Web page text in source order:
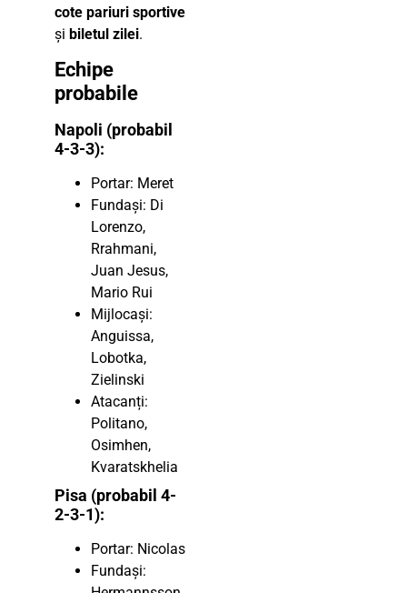
cote pariuri sportive
și biletul zilei.
Echipe
probabile
Napoli (probabil
4-3-3):
Portar: Meret
Fundași: Di
Lorenzo,
Rrahmani,
Juan Jesus,
Mario Rui
Mijlocași:
Anguissa,
Lobotka,
Zielinski
Atacanți:
Politano,
Osimhen,
Kvaratskhelia
Pisa (probabil 4-
2-3-1):
Portar: Nicolas
Fundași: